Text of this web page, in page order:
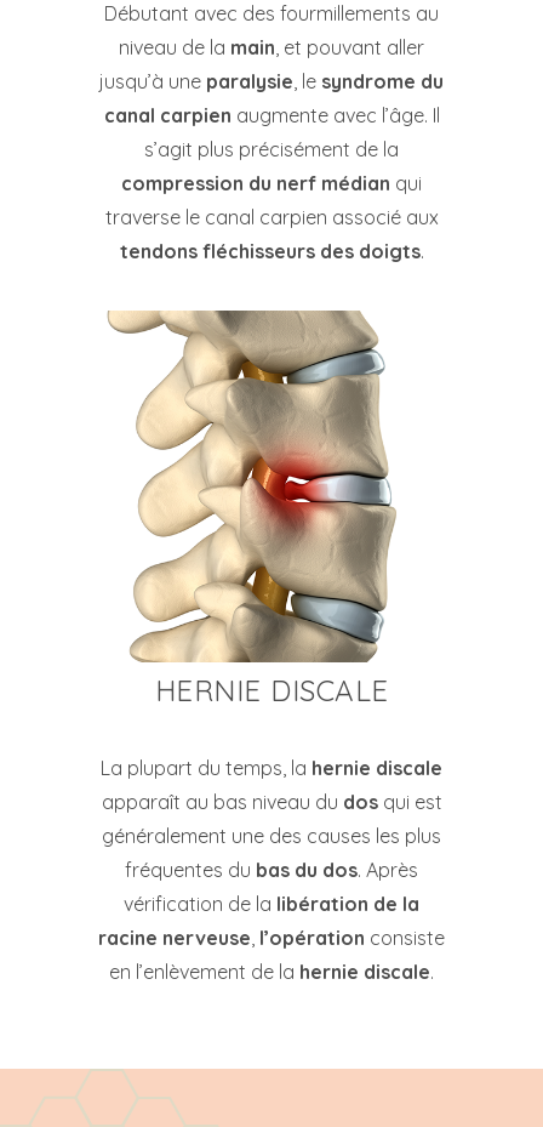
Débutant avec des fourmillements au
niveau de la main, et pouvant aller
jusqu’à une paralysie, le syndrome du
canal carpien augmente avec l’âge. Il
s’agit plus précisément de la
compression du nerf médian qui
traverse le canal carpien associé aux
tendons fléchisseurs des doigts.
HERNIE DISCALE
La plupart du temps, la hernie discale
apparaît au bas niveau du dosqui est
généralement une des causes les plus
fréquentes du bas du dos. Après
vérification de la libération de la
racine nerveuse, l’opération consiste
en l’enlèvement de la hernie discale.